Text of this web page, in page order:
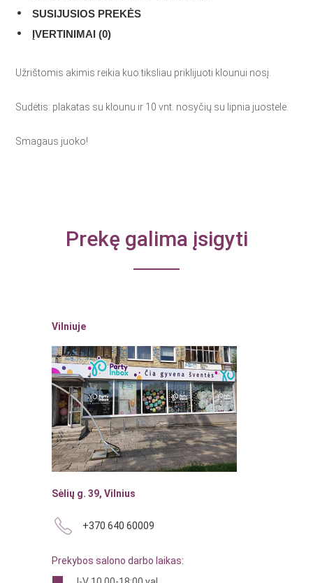
SUSIJUSIOS PREKĖS
ĮVERTINIMAI (0)
Užrištomis akimis reikia kuo tiksliau priklijuoti klounui nosį.
Sudėtis: plakatas su klounu ir 10 vnt. nosyčių su lipnia juostele.
Smagaus juoko!
Prekę galima įsigyti
Vilniuje
Sėlių g. 39, Vilnius
+370 640 60009
Prekybos salono darbo laikas: